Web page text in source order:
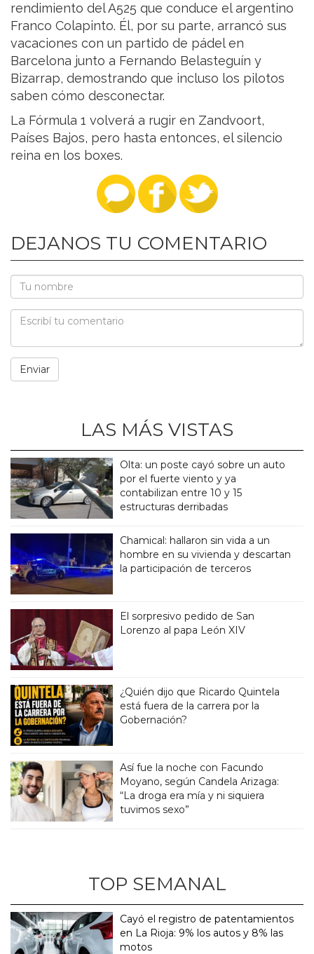
rendimiento del A525 que conduce el argentino
Franco Colapinto. Él, por su parte, arrancó sus
vacaciones con un partido de pádel en
Barcelona junto a Fernando Belasteguín y
Bizarrap, demostrando que incluso los pilotos
saben cómo desconectar.
La Fórmula 1 volverá a rugir en Zandvoort,
Países Bajos, pero hasta entonces, el silencio
reina en los boxes.
DEJANOS TU COMENTARIO
LAS MÁS VISTAS
Olta: un poste cayó sobre un auto
por el fuerte viento y ya
contabilizan entre 10 y 15
estructuras derribadas
Chamical: hallaron sin vida a un
hombre en su vivienda y descartan
la participación de terceros
El sorpresivo pedido de San
Lorenzo al papa León XIV
¿Quién dijo que Ricardo Quintela
está fuera de la carrera por la
Gobernación?
Así fue la noche con Facundo
Moyano, según Candela Arizaga:
“La droga era mía y ni siquiera
tuvimos sexo”
TOP SEMANAL
Cayó el registro de patentamientos
en La Rioja: 9% los autos y 8% las
motos